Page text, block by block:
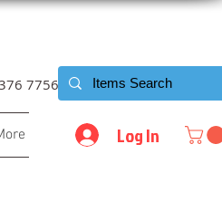
7756
Log In